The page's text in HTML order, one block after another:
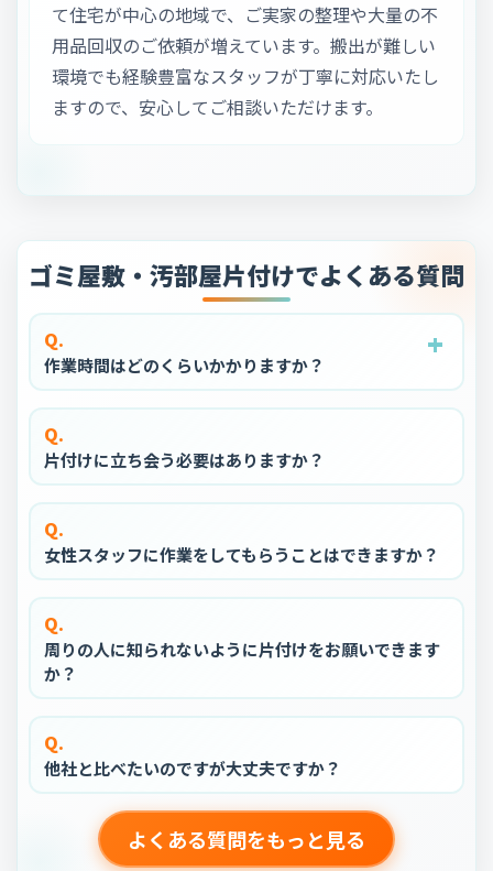
て住宅が中心の地域で、ご実家の整理や大量の不
用品回収のご依頼が増えています。搬出が難しい
環境でも経験豊富なスタッフが丁寧に対応いたし
ますので、安心してご相談いただけます。
ゴミ屋敷・汚部屋片付けでよくある質問
Q.
作業時間はどのくらいかかりますか？
+
Q.
片付けに立ち会う必要はありますか？
+
Q.
女性スタッフに作業をしてもらうことはできますか？
+
Q.
周りの人に知られないように片付けをお願いできます
か？
+
Q.
他社と比べたいのですが大丈夫ですか？
+
よくある質問をもっと見る